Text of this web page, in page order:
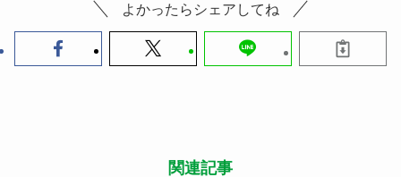
よかったらシェアしてね
関連記事